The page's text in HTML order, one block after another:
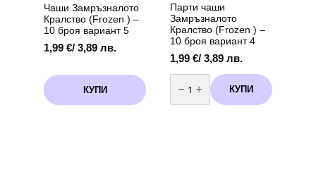
Чаши Замръзналото
Кралство (Frozen ) –
10 броя вариант 5
1,99 €/ 3,89 лв.
КУПИ
Парти чаши
Замръзналото
Кралство (Frozen ) –
10 броя вариант 4
1,99 €/ 3,89 лв.
количество
за
Парти
чаши
КУПИ